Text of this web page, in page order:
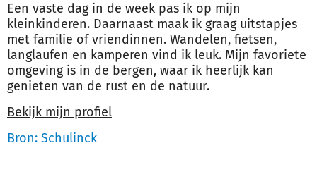
Een vaste dag in de week pas ik op mijn
kleinkinderen. Daarnaast maak ik graag uitstapjes
met familie of vriendinnen. Wandelen, fietsen,
langlaufen en kamperen vind ik leuk. Mijn favoriete
omgeving is in de bergen, waar ik heerlijk kan
genieten van de rust en de natuur.
Bekijk mijn profiel
Bron: Schulinck